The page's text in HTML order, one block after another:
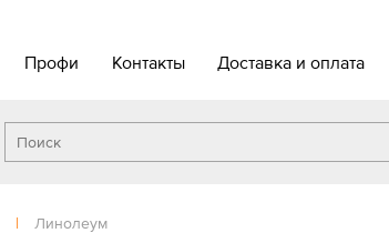
Профи Контакты Доставка и оплата
| Линолеум